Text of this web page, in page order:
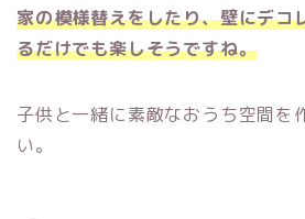
家の模様替えをしたり、壁にデコ
るだけでも楽しそうですね。
子供と一緒に素敵なおうち空間を
い。